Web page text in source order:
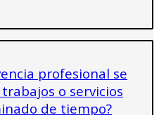
profesional se
o servicios
de tiempo?